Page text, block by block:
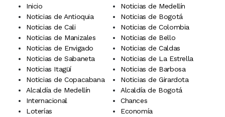
Inicio
Noticias de Medellín
Noticias de Antioquia
Noticias de Bogotá
Noticias de Cali
Noticias de Colombia
Noticias de Manizales
Noticias de Bello
Noticias de Envigado
Noticias de Caldas
Noticias de Sabaneta
Noticias de La Estrella
Noticias Itagüí
Noticias de Barbosa
Noticias de Copacabana
Noticias de Girardota
Alcaldía de Medellín
Alcaldía de Bogotá
Internacional
Chances
Loterías
Economía